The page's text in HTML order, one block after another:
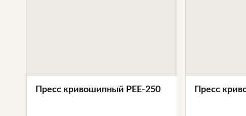
Пресс кривошипный PEE-250 Пресс